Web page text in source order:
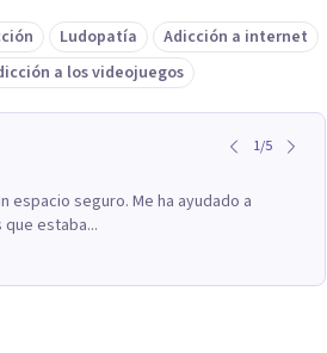
Ludopatía
Adicción a internet
a los videojuegos
1/5
espacio seguro. Me ha ayudado a
estaba...